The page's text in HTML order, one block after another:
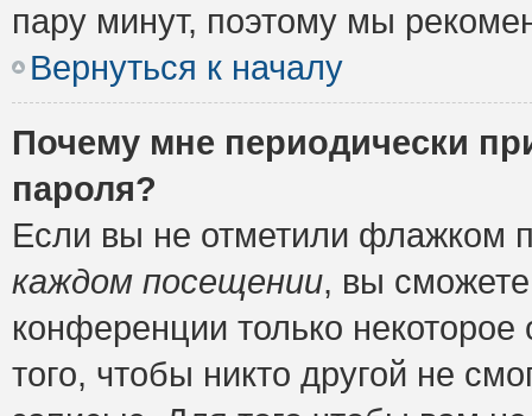
пару минут, поэтому мы
Вернуться к началу
Почему мне периодически
пароля?
Если вы не отметили флажком
каждом посещении, вы
конференции только
того, чтобы никто другой не